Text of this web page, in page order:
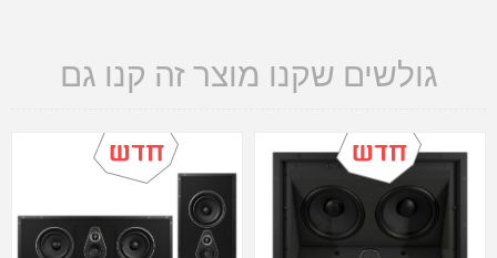
גולשים שקנו מוצר זה קנו גם